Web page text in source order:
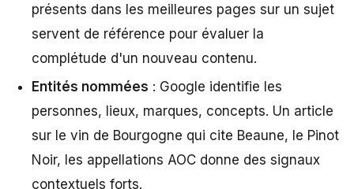
présents dans les meilleures pages sur un sujet
servent de référence pour évaluer la
complétude d'un nouveau contenu.
Entités nommées : Google identifie les
personnes, lieux, marques, concepts. Un article
sur le vin de Bourgogne qui cite Beaune, le Pinot
Noir, les appellations AOC donne des signaux
contextuels forts.